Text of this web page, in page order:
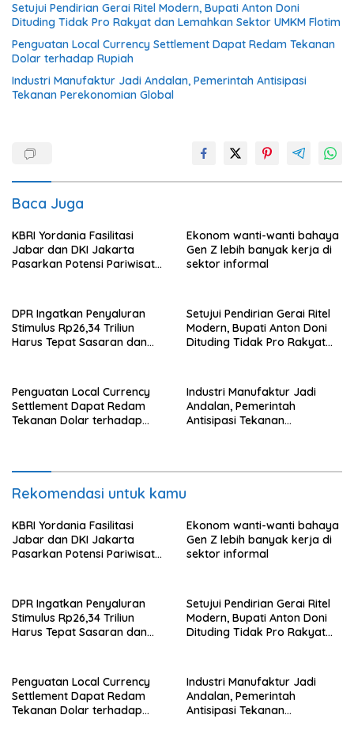
Setujui Pendirian Gerai Ritel Modern, Bupati Anton Doni
Dituding Tidak Pro Rakyat dan Lemahkan Sektor UMKM Flotim
Penguatan Local Currency Settlement Dapat Redam Tekanan
Dolar terhadap Rupiah
Industri Manufaktur Jadi Andalan, Pemerintah Antisipasi
Tekanan Perekonomian Global
Baca Juga
KBRI Yordania Fasilitasi
Jabar dan DKI Jakarta
Pasarkan Potensi Pariwisata
Ekonom wanti-wanti bahaya
Gen Z lebih banyak kerja di
sektor informal
DPR Ingatkan Penyaluran
Stimulus Rp26,34 Triliun
Harus Tepat Sasaran dan
Setujui Pendirian Gerai Ritel
Modern, Bupati Anton Doni
Dituding Tidak Pro Rakyat
Penguatan Local Currency
Settlement Dapat Redam
Tekanan Dolar terhadap
Industri Manufaktur Jadi
Andalan, Pemerintah
Antisipasi Tekanan
Rekomendasi untuk kamu
KBRI Yordania Fasilitasi
Jabar dan DKI Jakarta
Pasarkan Potensi Pariwisata
Ekonom wanti-wanti bahaya
Gen Z lebih banyak kerja di
sektor informal
DPR Ingatkan Penyaluran
Stimulus Rp26,34 Triliun
Harus Tepat Sasaran dan
Setujui Pendirian Gerai Ritel
Modern, Bupati Anton Doni
Dituding Tidak Pro Rakyat
Penguatan Local Currency
Settlement Dapat Redam
Tekanan Dolar terhadap
Industri Manufaktur Jadi
Andalan, Pemerintah
Antisipasi Tekanan